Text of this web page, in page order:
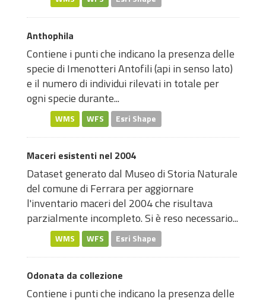
Anthophila
Contiene i punti che indicano la presenza delle
specie di Imenotteri Antofili (api in senso lato)
e il numero di individui rilevati in totale per
ogni specie durante...
WMS WFS Esri Shape
Maceri esistenti nel 2004
Dataset generato dal Museo di Storia Naturale
del comune di Ferrara per aggiornare
l'inventario maceri del 2004 che risultava
parzialmente incompleto. Si è reso necessario...
WMS WFS Esri Shape
Odonata da collezione
Contiene i punti che indicano la presenza delle